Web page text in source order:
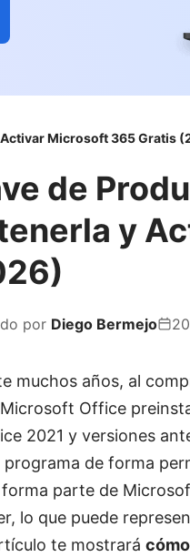
Microsoft 365 Gratis
de
y
por Diego Bermejo
muchos años, al
Office
2021 y versiones
programa de forma
parte de
lo que puede
te mostrará cómo